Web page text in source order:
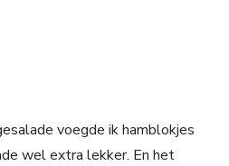
voegde ik hamblokjes
wel extra lekker. En het